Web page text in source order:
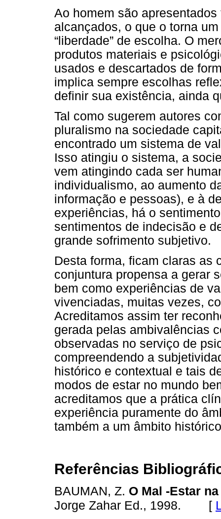
Ao homem são
alcançados, o que o torna
“liberdade” de escolha. O
produtos materiais e
usados e descartados de
implica sempre escolhas
definir sua existência, ainda
Tal como sugerem autores
pluralismo na sociedade
encontrado um sistema de
Isso atingiu o sistema, a
vem atingindo cada ser
individualismo, ao aumento
informação e pessoas), e à
experiências, há o
sentimentos de indecisão e
grande sofrimento subjetivo.
Desta forma, ficam claras as
conjuntura propensa a gerar
bem como experiências de
vivenciadas, muitas vezes,
Acreditamos assim ter
gerada pelas ambivalências
observadas no serviço de
compreendendo a
histórico e contextual e tais
modos de estar no mundo
acreditamos que a prática
experiência puramente do
também a um âmbito
Referências
BAUMAN, Z. O Mal -Estar
Jorge Zahar Ed., 1998. [